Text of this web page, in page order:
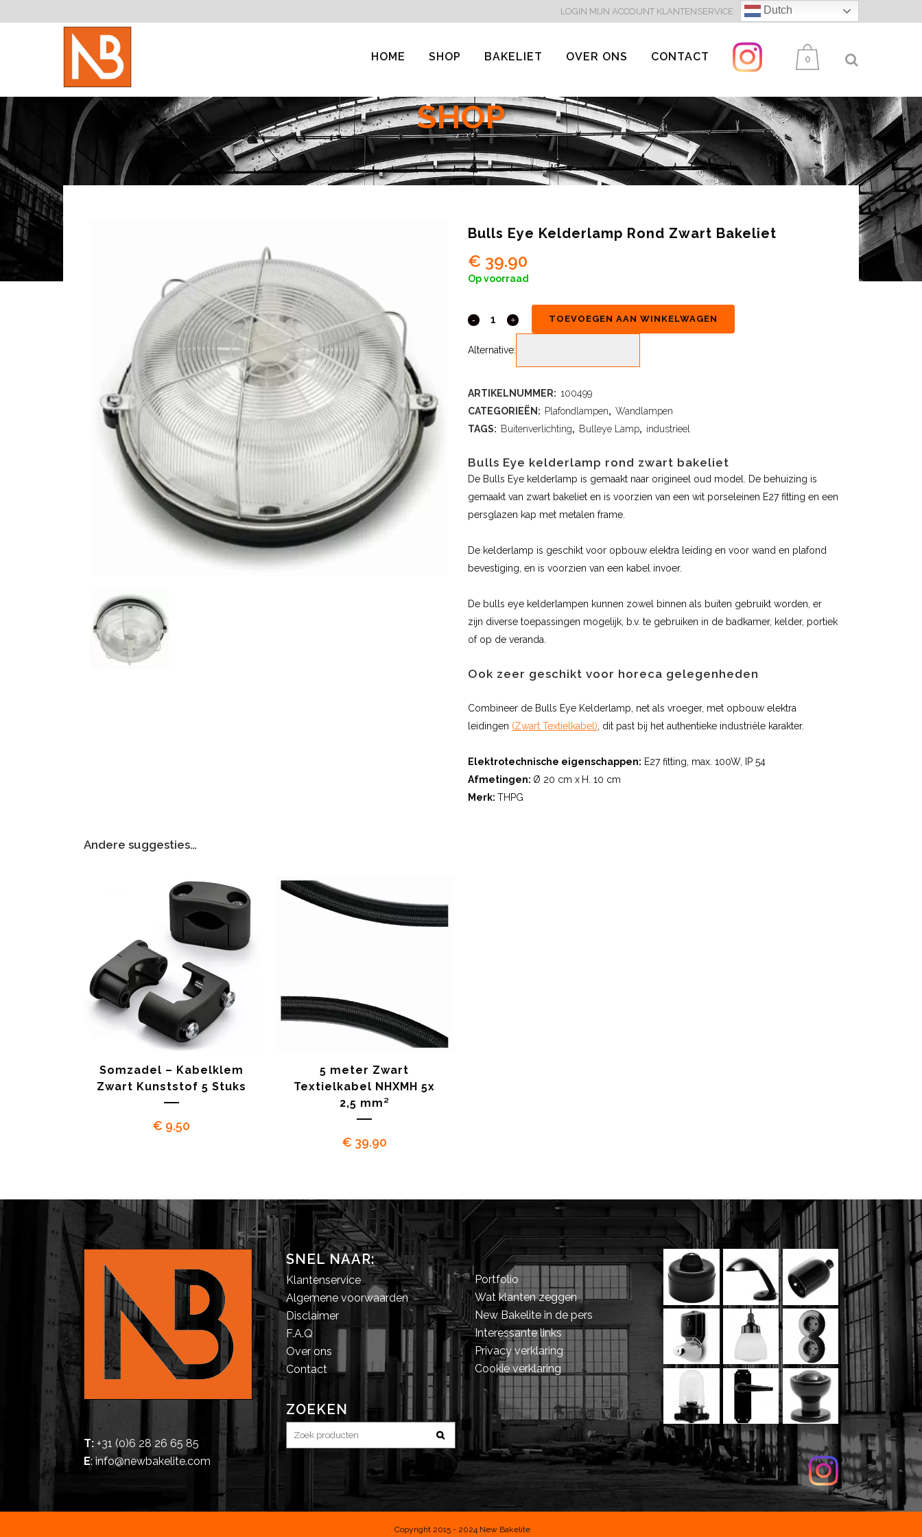
LOGIN MIJN ACCOUNT KLANTENSERVICE Dutch
0
HOME SHOP BAKELIET OVER ONS CONTACT
SHOP
Bulls Eye Kelderlamp Rond Zwart Bakeliet
€ 39.90
Op voorraad
TOEVOEGEN AAN WINKELWAGEN
Alternative:
ARTIKELNUMMER: 100499
CATEGORIEËN: Plafondlampen, Wandlampen
TAGS: Buitenverlichting, Bulleye Lamp, industrieel
Bulls Eye kelderlamp rond zwart bakeliet
De Bulls Eye kelderlamp is gemaakt naar origineel oud model. De behuizing is
gemaakt van zwart bakeliet en is voorzien van een wit porseleinen E27 fitting en een
persglazen kap met metalen frame.
De kelderlamp is geschikt voor opbouw elektra leiding en voor wand en plafond
bevestiging, en is voorzien van een kabel invoer.
De bulls eye kelderlampen kunnen zowel binnen als buiten gebruikt worden, er
zijn diverse toepassingen mogelijk, b.v. te gebruiken in de badkamer, kelder, portiek
of op de veranda.
Ook zeer geschikt voor horeca gelegenheden
Combineer de Bulls Eye Kelderlamp, net als vroeger, met opbouw elektra
leidingen (Zwart Textielkabel) , dit past bij het authentieke industriële karakter.
Elektrotechnische eigenschappen: E27 fitting, max. 100W, IP 54
Afmetingen: Ø 20 cm x H. 10 cm
Merk: THPG
Andere suggesties…
Somzadel – Kabelklem
Zwart Kunststof 5 Stuks
€ 9.50
5 meter Zwart
Textielkabel NHXMH 5x
2,5 mm²
€ 39.90
T: +31 (0)6 28 26 65 85
E:info@newbakelite.com
SNEL NAAR:
Klantenservice
Algemene voorwaarden
Disclaimer
F.A.Q
Over ons
Contact
ZOEKEN
Portfolio
Wat klanten zeggen
New Bakelite in de pers
Interessante links
Privacy verklaring
Cookie verklaring
Copyright 2015 - 2024 New Bakelite